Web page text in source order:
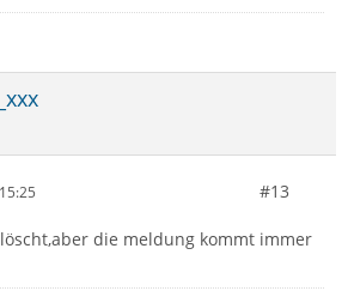
#13
die meldung kommt immer